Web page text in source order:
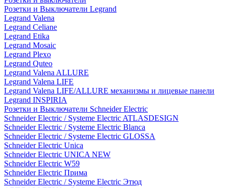
Розетки и Выключатели Legrand
Legrand Valena
Legrand Celiane
Legrand Etika
Legrand Mosaic
Legrand Plexo
Legrand Quteo
Legrand Valena ALLURE
Legrand Valena LIFE
Legrand Valena LIFE/ALLURE механизмы и лицевые панели
Legrand INSPIRIA
Розетки и Выключатели Schneider Electric
Schneider Electric / Systeme Electric ATLASDESIGN
Schneider Electric / Systeme Electric Blanca
Schneider Electric / Systeme Electric GLOSSA
Schneider Electric Unica
Schneider Electric UNICA NEW
Schneider Electric W59
Schneider Electric Прима
Schneider Electric / Systeme Electric Этюд